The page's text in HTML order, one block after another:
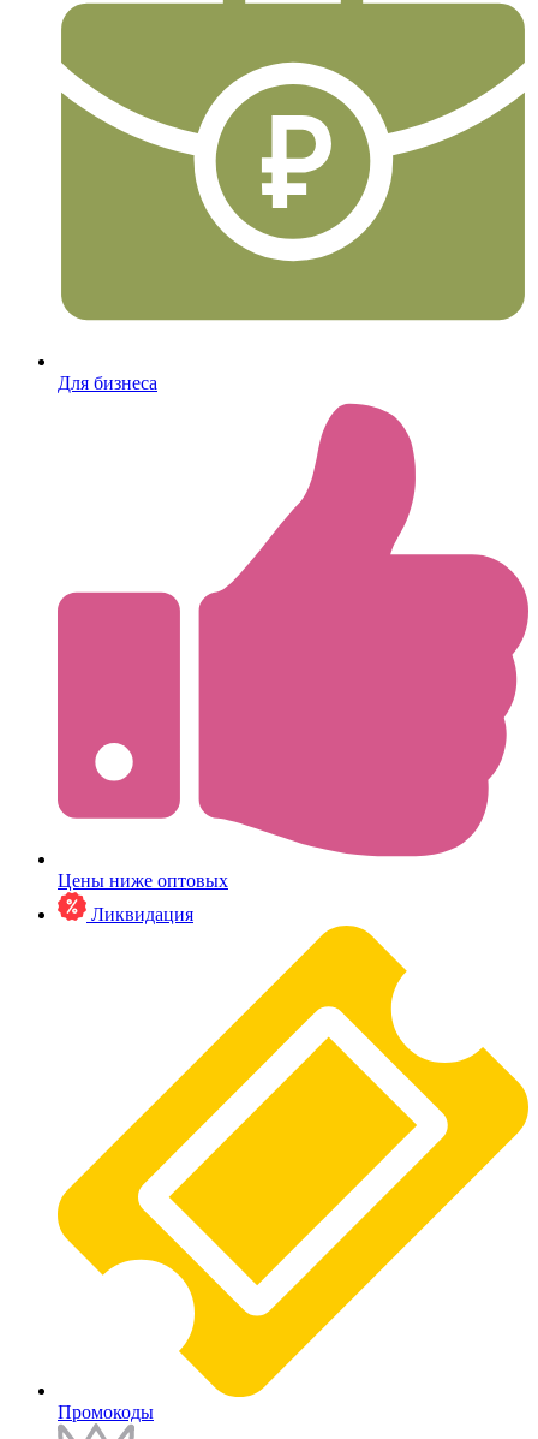
Для бизнеса
Цены ниже оптовых
Ликвидация
Промокоды